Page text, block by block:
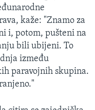
kaže: "Znamo za
i, potom, pušteni na
bili ubijeni. To
između
paravojnih skupina.